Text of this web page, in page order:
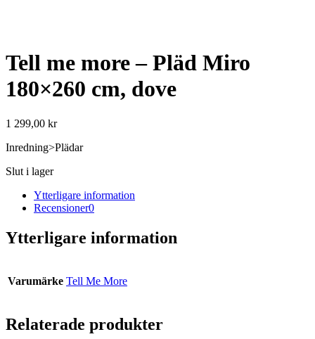
Tell me more – Pläd Miro
180×260 cm, dove
1 299,00 kr
Inredning>Plädar
Slut i lager
Ytterligare information
Recensioner0
Ytterligare information
Varumärke Tell Me More
Relaterade produkter